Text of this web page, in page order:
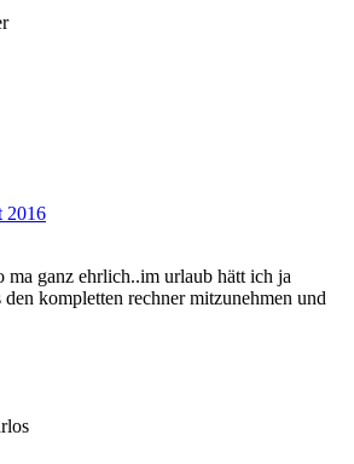
2016
ma ganz ehrlich..im urlaub hätt ich ja
den kompletten rechner mitzunehmen und